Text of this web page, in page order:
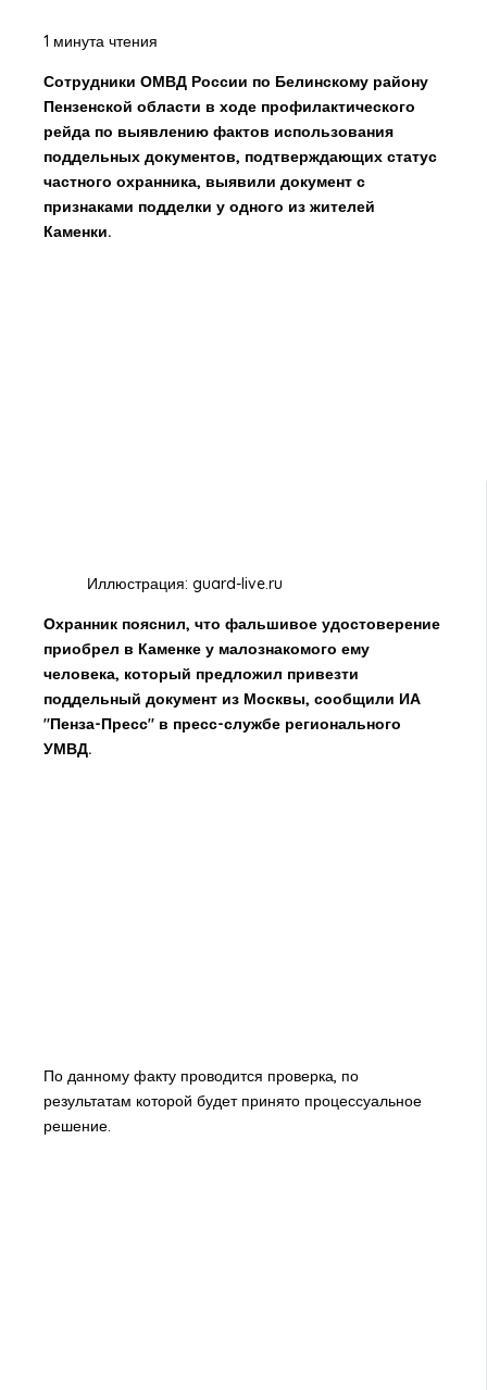
1 минута чтения
Сотрудники ОМВД России по Белинскому району
Пензенской области в ходе профилактического
рейда по выявлению фактов использования
поддельных документов, подтверждающих статус
частного охранника, выявили документ с
признаками подделки у одного из жителей
Каменки.
Иллюстрация: guard-live.ru
Охранник пояснил, что фальшивое удостоверение
приобрел в Каменке у малознакомого ему
человека, который предложил привезти
поддельный документ из Москвы, сообщили ИА
"Пенза-Пресс" в пресс-службе регионального
УМВД.
По данному факту проводится проверка, по
результатам которой будет принято процессуальное
решение.